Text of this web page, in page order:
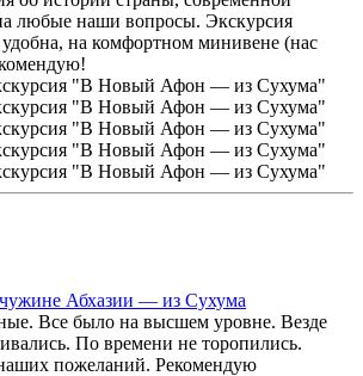
в эту программу, это отдельный
по даче , посещение возможно
по желанию . Мы ценим вашу
больше подходит тем, кто хочет
с покупкой местных продуктов и не
переходам. Если ваша цель — только
рекомендуем в следующий раз
маршруты — они длиннее и
за обратную связь — она помогает
Будем рады видеть вас на
которые мы подберём уже с
любые наши вопросы. Экскурсия
на комфортном минивене (нас
Абхазии — из Сухума
Все было на высшем уровне. Везде
По времени не торопились.
пожеланий. Рекомендую